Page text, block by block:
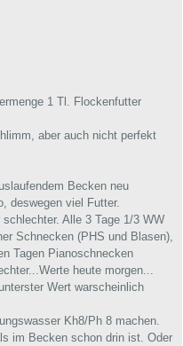
1 Tl. Flockenfutter
aber auch nicht perfekt
Becken neu
deswegen viel Futter.
Alle 3 Tage 1/3 WW
Schnecken (PHS und Blasen),
Tagen Pianoschnecken
heute morgen...
Wert warscheinlich
Kh8/Ph 8 machen.
im Becken schon drin ist. Oder